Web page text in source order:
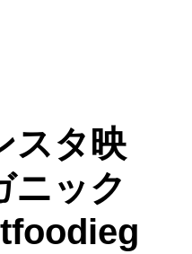
スタ映
ニック